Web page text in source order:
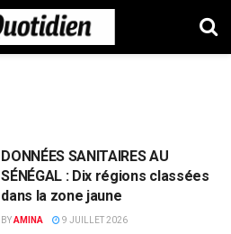
DONNÉES SANITAIRES AU
SÉNÉGAL : Dix régions classées
dans la zone jaune
BYAMINA 9 JUILLET 2026